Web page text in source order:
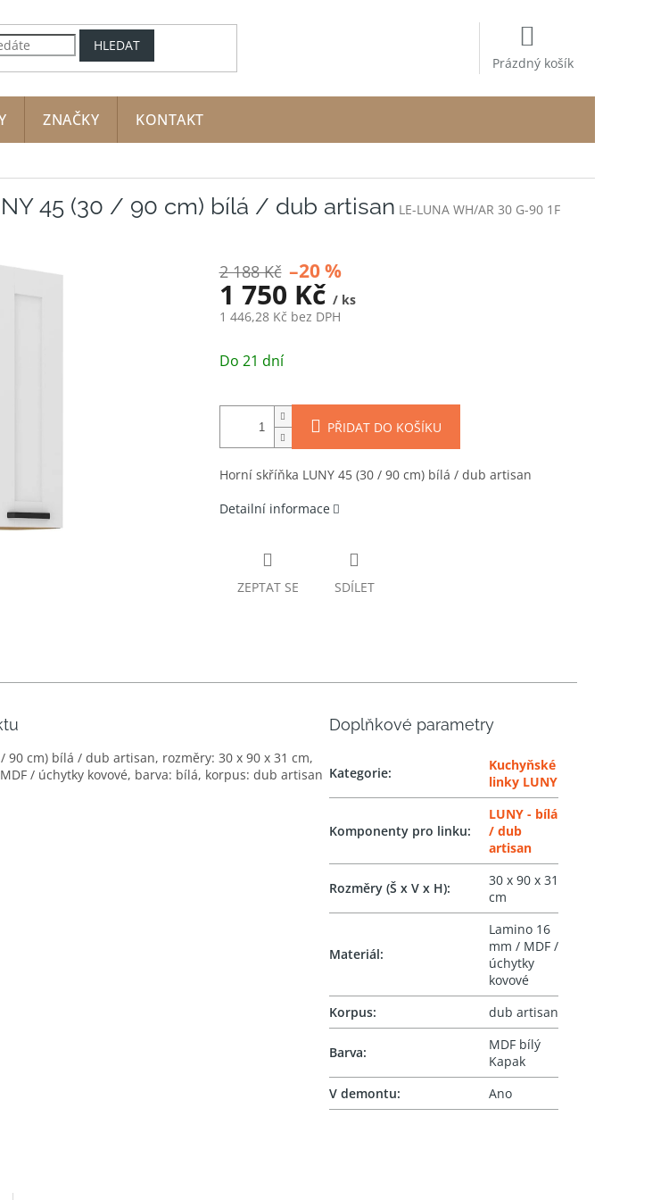
HLEDAT
KOŠÍK
Prázdný košík
ZNAČKY KONTAKT
45 (30 / 90 cm) bílá / dub artisan LE-LUNA WH/AR 30 G-90 1F
2 188 Kč –20 %
1 750 Kč / ks
1 446,28 Kč bez DPH
cena:
Do 21 dní
PŘIDAT DO KOŠÍKU
Horní skříňka LUNY 45 (30 / 90 cm) bílá / dub artisan
Detailní informace
ZEPTAT SE SDÍLET
90 cm) bílá / dub artisan, rozměry: 30 x 90 x 31 cm,
/ úchytky kovové, barva: bílá, korpus: dub artisan
Doplňkové parametry
Kategorie:
Kuchyňské
linky LUNY
Komponenty pro linku:
LUNY - bílá
/ dub
artisan
Rozměry (Š x V x H):
30 x 90 x 31
cm
Materiál:
Lamino 16
mm / MDF /
úchytky
kovové
Korpus: dub artisan
Barva:
MDF bílý
Kapak
V demontu: Ano